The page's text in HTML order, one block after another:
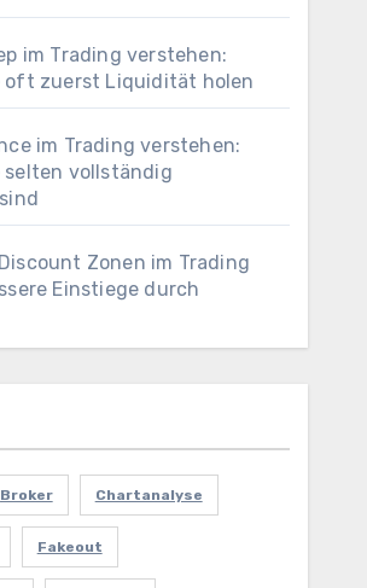
im Trading verstehen:
oft zuerst Liquidität holen
im Trading verstehen:
selten vollständig
Zonen im Trading
Einstiege durch
Broker Chartanalyse
Fakeout